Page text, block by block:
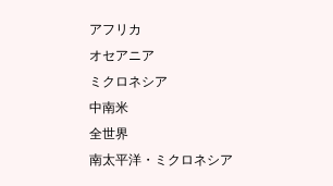
アフリカ
オセアニア
ミクロネシア
中南米
全世界
南太平洋・ミクロネシア